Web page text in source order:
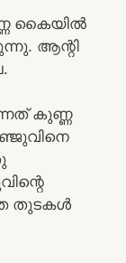
കൈയിൽ
ആന്റി
കുണ്ണ
തുടകൾ